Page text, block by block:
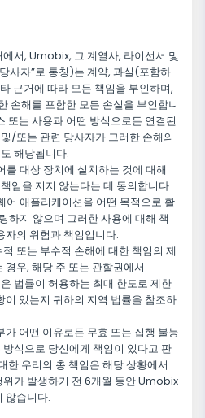
서, Umobix, 그 계열사, 라이선서 및
사자”로 통칭)는 계약, 과실(포함하
근거에 따라 모든 책임을 부인하며,
손해를 포함한 모든 손실을 부인합니
또는 사용과 어떤 방식으로든 연결된
/또는 관련 당사자가 그러한 손해의
해당됩니다.
대상 장치에 설치하는 것에 대해
임을 지지 않는다는 데 동의합니다.
애플리케이션을 어떤 목적으로 활
하지 않으며 그러한 사용에 대해 책
자의 위험과 책임입니다.
또는 부수적 손해에 대한 책임의 제
우, 해당 주 또는 관할권에서
법률이 허용하는 최대 한도로 제한
이 있는지 귀하의 지역 법률을 참조하
가 어떤 이유로든 무효 또는 집행 불능
식으로 당신에게 책임이 있다고 판
한 우리의 총 책임은 해당 상황에서
위가 발생하기 전 6개월 동안 Umobix
않습니다.